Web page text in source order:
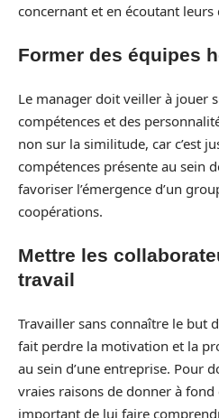
concernant et en écoutant leurs
Former des équipes
Le manager doit veiller à jouer
compétences et des
non sur la similitude, car c’est
compétences présente au sein
favoriser l’émergence d’un
coopérations.
Mettre les
travail
Travailler sans connaître le but
fait perdre la motivation et la
au sein d’une entreprise. Pour
vraies raisons de donner à fond
important de lui faire